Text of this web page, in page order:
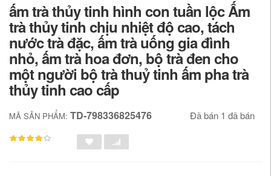
ấm trà thủy tinh hình con tuần lộc Ấm
trà thủy tinh chịu nhiệt độ cao, tách
nước trà đặc, ấm trà uống gia đình
nhỏ, ấm trà hoa đơn, bộ trà đen cho
một người bộ trà thuỷ tinh ấm pha trà
thủy tinh cao cấp
MÃ SẢN PHẨM: TD-798336825476 Đã bán 1 đã bán